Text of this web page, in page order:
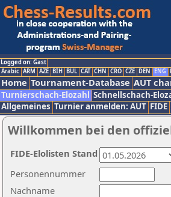
Logged on: Gast
Arabic ARM AZE BIH BUL CAT CHN CRO CZE DEN ENG
Home Tournament-Database AUT
Turnierschach-Elozahl Schnellschach-
Allgemeines Turnier anmelden: AUT FIDE
Willkommen bei den
Nachname
Personennummer
FIDE-Elolisten Stand